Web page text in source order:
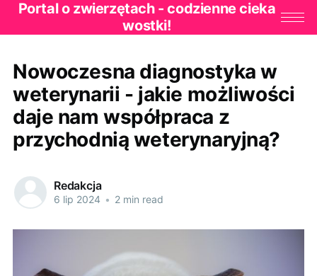
Portal o zwierzętach - codzienne cieka
wostki!
Nowoczesna diagnostyka w
weterynarii - jakie możliwości
daje nam współpraca z
przychodnią weterynaryjną?
Redakcja
6 lip 2024 • 2 min read